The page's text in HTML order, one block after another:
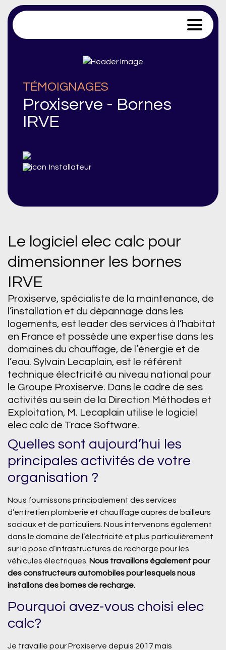
Trace Software
TÉMOIGNAGES
Proxiserve - Bornes
IRVE
Installateur
Le logiciel elec calc pour
dimensionner les bornes
IRVE
Proxiserve, spécialiste de la maintenance, de
l’installation et du dépannage dans les
logements, est leader des services à l’habitat
en France et possède une expertise dans les
domaines du chauffage, de l’énergie et de
l’eau. Sylvain Lecaplain, est le référent
technique électricité au niveau national pour
le Groupe Proxiserve. Dans le cadre de ses
activités au sein de la Direction Méthodes et
Exploitation, M. Lecaplain utilise le logiciel
elec calc de Trace Software.
Quelles sont aujourd’hui les
principales activités de votre
organisation ?
Nous fournissons principalement des services
d’entretien plomberie et chauffage auprès de bailleurs
sociaux et de particuliers. Nous intervenons également
dans le domaine de l’électricité et plus particulièrement
sur la pose d’infrastructures de recharge pour les
véhicules électriques. Nous travaillons également pour
des constructeurs automobiles pour lesquels nous
installons des bornes de recharge.
Pourquoi avez-vous choisi elec
calc?
Je travaille pour Proxiserve depuis 2017 mais